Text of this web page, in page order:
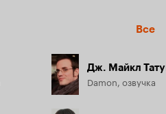
Все
Дж. Майкл
Damon, озвучка